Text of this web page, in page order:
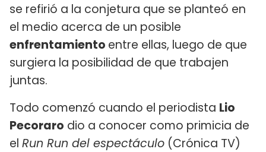
se refirió a la conjetura que se planteó en
el medio acerca de un posible
enfrentamiento entre ellas, luego de que
surgiera la posibilidad de que trabajen
juntas.
Todo comenzó cuando el periodista Lio
Pecoraro dio a conocer como primicia de
el Run Run del espectáculo (Crónica TV)